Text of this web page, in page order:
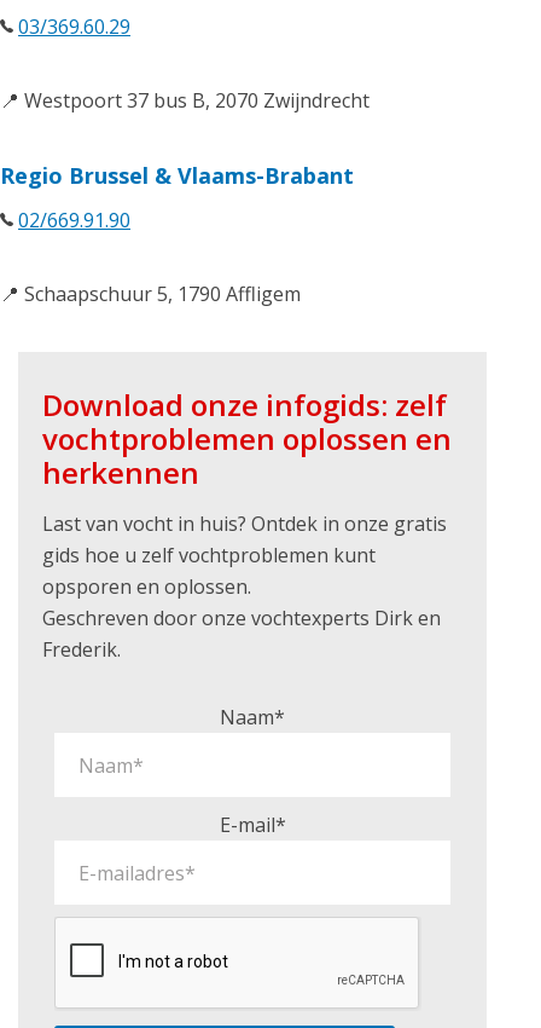
03/369.60.29
📍 Westpoort 37 bus B, 2070 Zwijndrecht
Regio Brussel & Vlaams-Brabant
02/669.91.90
📍 Schaapschuur 5, 1790 Affligem
Download onze infogids: zelf
vochtproblemen oplossen en
herkennen
Last van vocht in huis? Ontdek in onze gratis
gids hoe u zelf vochtproblemen kunt
opsporen en oplossen.
Geschreven door onze vochtexperts Dirk en
Frederik.
Naam*
E-mail*